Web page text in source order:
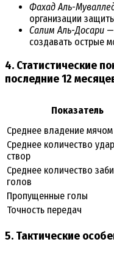
Фахад Аль-
организации
Салим Аль-Досари
создавать острые
4. Статистические
последние 12
Показатель
Среднее владение мячом
Среднее количество
створ
Среднее количество
голов
Пропущенные голы
Точность передач
5. Тактические